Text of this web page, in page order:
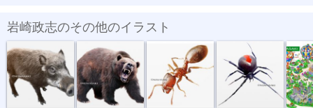
岩崎政志のその他のイラスト
危険生物・イ... 危険生物・クマ 危険生物・ヒ...
トイザラスポ... マンション・... サンタとクリ... 音楽会のパレ... メリ